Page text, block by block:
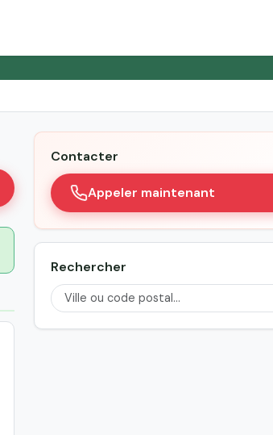
Contacter
Appeler maintenant
Rechercher